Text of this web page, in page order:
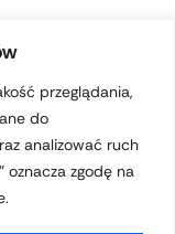
przeglądania,
do
analizować ruch
oznacza zgodę na
Obsługiwane przez